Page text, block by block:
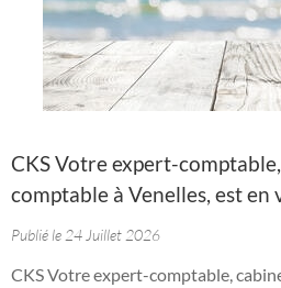
CKS Votre expert-
comptable à Venelles, est en
Publié le 24 Juillet 2026
CKS Votre expert-comptable,